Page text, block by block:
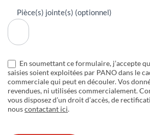
Pièce(s) jointe(s) (optionnel)
En soumettant ce formulaire, j’accepte
saisies soient exploitées par PANO dans le
commerciale qui peut en découler. Vos
revendues, ni utilisées commercialement.
vous disposez d’un droit d’accès, de
nouscontactant ici.